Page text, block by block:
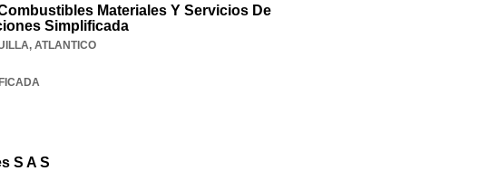
Materiales Y Servicios De
Simplificada
, ATLANTICO
S A S